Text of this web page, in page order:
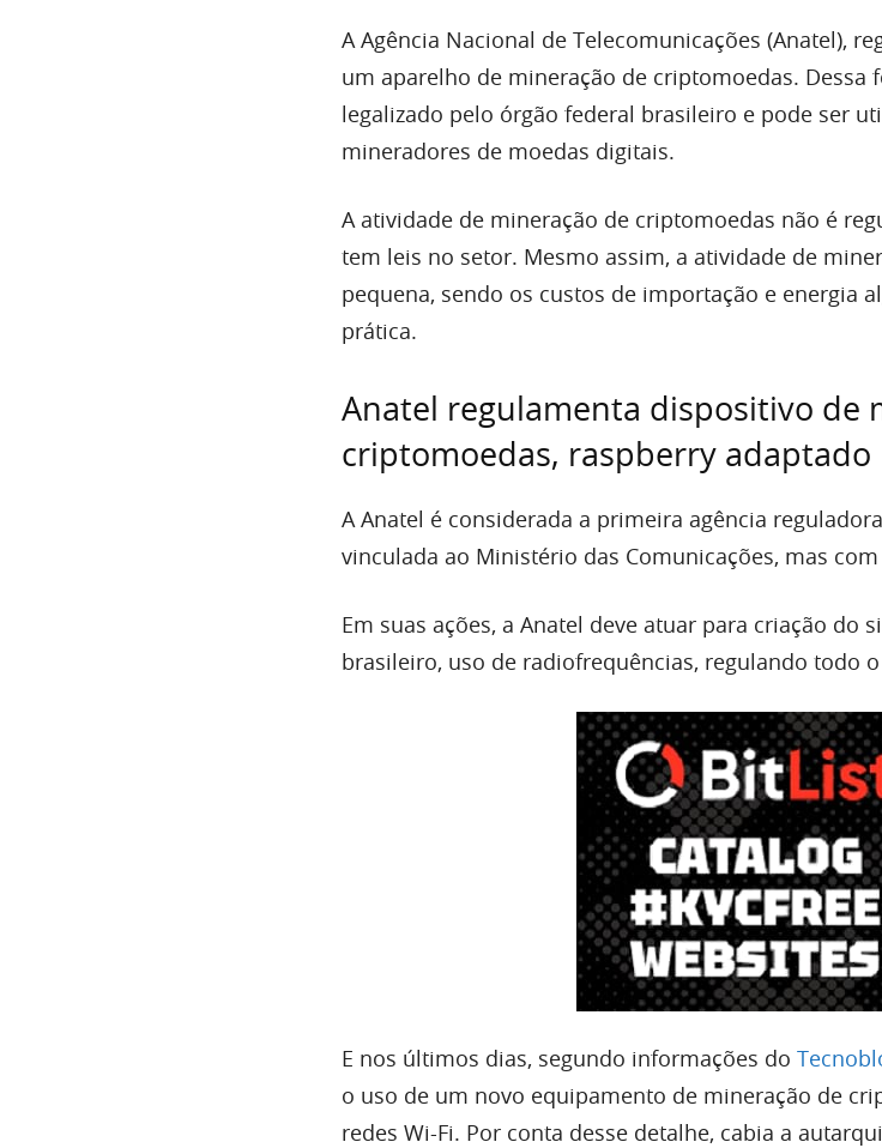
A Agência Nacional de Telecomunicações (Anatel),
um aparelho de mineração de criptomoedas. Dessa
legalizado pelo órgão federal brasileiro e pode ser
mineradores de moedas digitais.
A atividade de mineração de criptomoedas não é
tem leis no setor. Mesmo assim, a atividade de
pequena, sendo os custos de importação e energia
prática.
Anatel regulamenta dispositivo de
criptomoedas, raspberry adaptado
A Anatel é considerada a primeira agência
vinculada ao Ministério das Comunicações, mas
Em suas ações, a Anatel deve atuar para criação do
brasileiro, uso de radiofrequências, regulando todo
E nos últimos dias, segundo informações do
o uso de um novo equipamento de mineração de
redes Wi-Fi. Por conta desse detalhe, cabia a